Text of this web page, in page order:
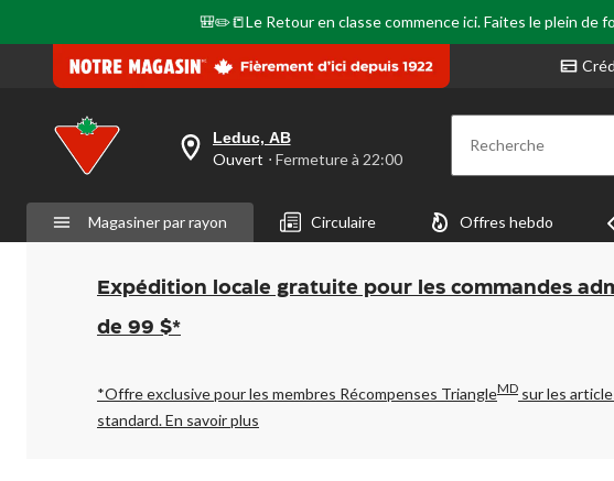
🎒✏️📒Le Retour en classe commence ici. Faites le plein
votre
est
Leduc,
AB,
Ouvert,
Fermeture
à
pour
changer
Leduc, AB
Ouvert ⋅ Fermeture à 22:00 Recherche
Magasiner par rayon Circulaire Offres hebdo
Expédition locale gratuite pour les commandes
de 99 $*
*Offre exclusive pour les membres Récompenses TriangleMD sur les
standard.En savoir plus